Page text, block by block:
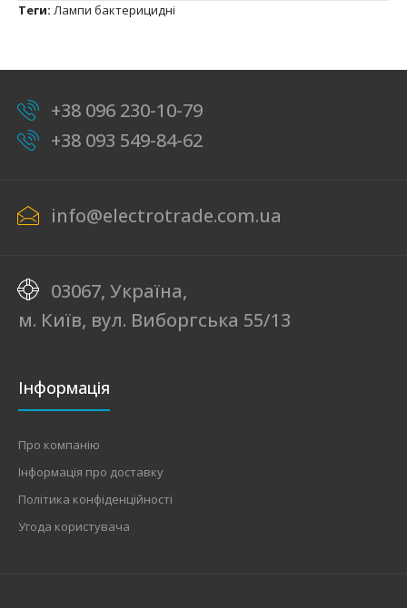
Теги: Лампи бактерицидні
+38 096 230-10-79
+38 093 549-84-62
info@electrotrade.com.ua
03067, Україна,
м. Київ, вул. Виборгська 55/13
Інформація
Про компанію
Інформація про доставку
Політика конфіденційності
Угода користувача